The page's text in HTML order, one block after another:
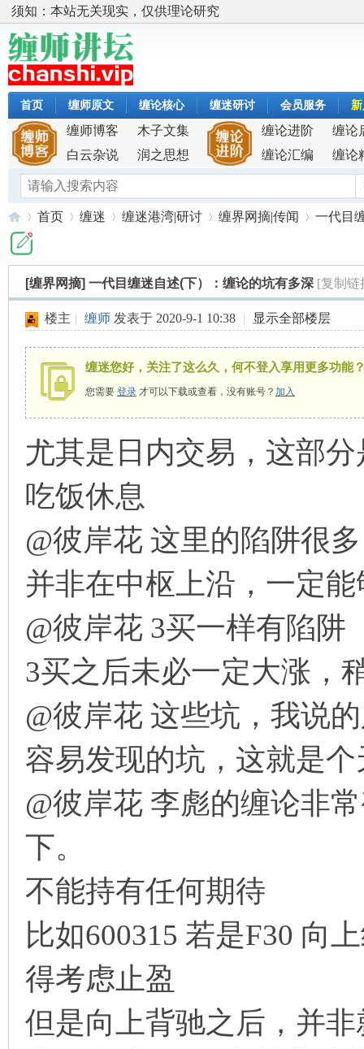
须知：本站无关现实，仅供理论研究
首页 缠师原文 缠论核心 缠迷研讨 会员服务
缠师博客
木子文集
白云杂说
润之思想
缠论进阶
缠论
缠论汇编
缠论
首页
›
缠迷
›
缠迷港湾|研讨 缠界网摘|传闻
›
一代目
[缠界网摘] 一代目缠迷自述(下）：缠论的坑有多深 [复制链
楼主 | 缠师 发表于 2020-9-1 10:38 | 显示全部楼层
缠迷您好，关注了这么久，何不登入享用更多功能
您需要 登录 才可以下载或查看，没有账号？ 加入
尤其是日内交易，这部
吃饭休息
@彼岸花 这里的陷阱很
并非在中枢上沿，一定
@彼岸花 3买一样有陷阱
3买之后未必一定大涨，
@彼岸花 这些坑，我说
容易发现的坑，这就是
@彼岸花 李彪的缠论非
下。
不能持有任何期待
比如600315 若是F30 向
得考虑止盈
但是向上背驰之后，并